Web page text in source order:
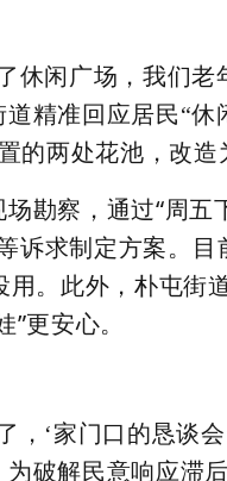
休闲广场，我们
精准回应居民“
的两处花池，改造
勘察，通过“周
诉求制定方案。
。此外，朴屯街
更安心。
，‘家门口的恳谈
破解民意响应滞